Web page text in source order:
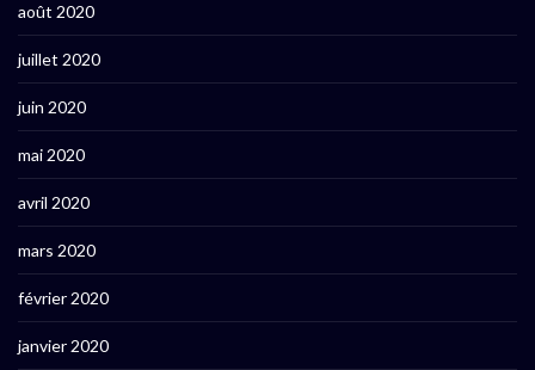
août 2020
juillet 2020
juin 2020
mai 2020
avril 2020
mars 2020
février 2020
janvier 2020